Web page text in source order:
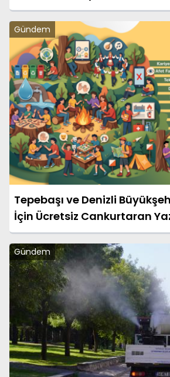
Gündem
Tepebaşı ve Denizli
İçin Ücretsiz Cankurtaran
Gündem